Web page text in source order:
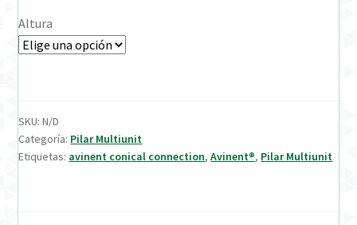
Verification Required
Altura
SKU:N/D
Categoría: Pilar Multiunit
Etiquetas: avinent conical connection,Avinent®, Pilar Multiunit